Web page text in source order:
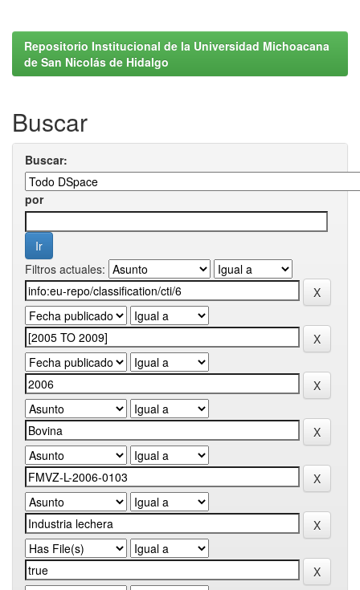
Repositorio Institucional de la Universidad Michoacana
de San Nicolás de Hidalgo
Buscar
Buscar:
por
Filtros actuales: